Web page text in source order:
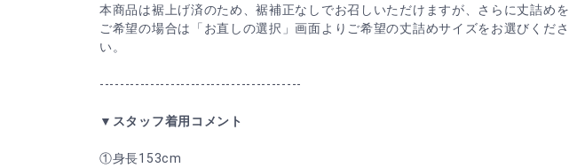
本商品は裾上げ済のため、裾補正なしでお召しいただけますが、さらに丈詰めを
ご希望の場合は「お直しの選択」画面よりご希望の丈詰めサイズをお選びくださ
い。
----------------------------------------
▼スタッフ着用コメント
①身長153cm